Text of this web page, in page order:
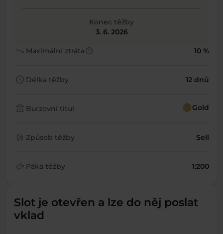
Konec těžby
3. 6. 2026
trending_down Maximální ztrátahelp 10 %
schedule Délka těžby 12 dnů
account_balance Burzovní titul Gold
candlestick_chart Způsob těžby Sell
finance_mode Páka těžby 1:200
Slot je otevřen a lze do něj poslat
vklad